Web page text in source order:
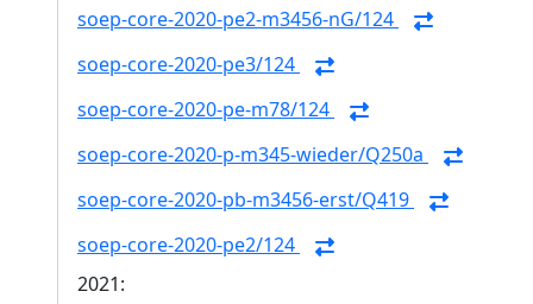
soep-core-2020-pe2-m3456-nG/124
soep-core-2020-pe3/124
soep-core-2020-pe-m78/124
soep-core-2020-p-m345-wieder/Q250a
soep-core-2020-pb-m3456-erst/Q419
soep-core-2020-pe2/124
2021: